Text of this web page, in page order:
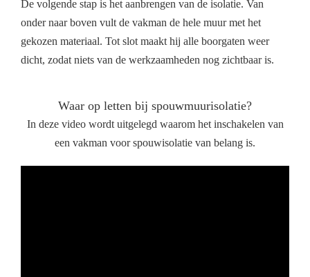
De volgende stap is het aanbrengen van de isolatie. Van
onder naar boven vult de vakman de hele muur met het
gekozen materiaal. Tot slot maakt hij alle boorgaten weer
dicht, zodat niets van de werkzaamheden nog zichtbaar is.
Waar op letten bij spouwmuurisolatie?
In deze video wordt uitgelegd waarom het inschakelen van
een vakman voor spouwisolatie van belang is.